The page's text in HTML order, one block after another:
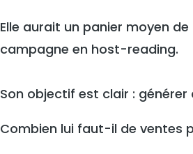
Elle aurait un panier moyen
campagne en host-reading.
Son objectif est clair :
Combien lui faut-il de ventes